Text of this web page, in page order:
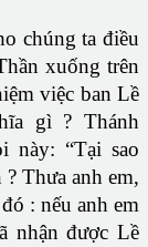
chúng ta điều
xuống trên
việc ban Lề
gì ? Thánh
này: “Tại sao
Thưa anh em,
: nếu anh em
nhận được Lề